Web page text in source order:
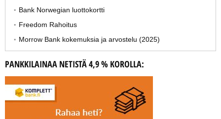
Bank Norwegian luottokortti
Freedom Rahoitus
Morrow Bank kokemuksia ja arvostelu (2025)
PANKKILAINAA NETISTÄ 4,9 % KOROLLA: